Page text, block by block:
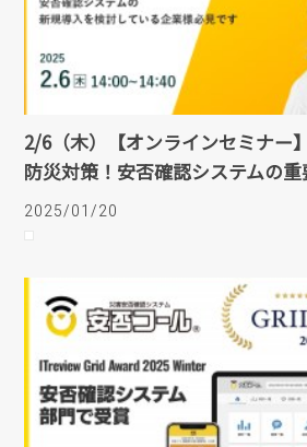
2/6（木）【オンラインセミナー
防災対策！安否確認システムの
2025/01/20